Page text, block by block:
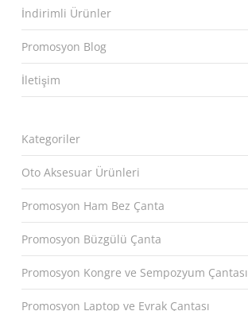
İndirimli Ürünler
Promosyon Blog
İletişim
Kategoriler
Oto Aksesuar Ürünleri
Promosyon Ham Bez Çanta
Promosyon Büzgülü Çanta
Promosyon Kongre ve Sempozyum Çantası
Promosyon Laptop ve Evrak Çantası